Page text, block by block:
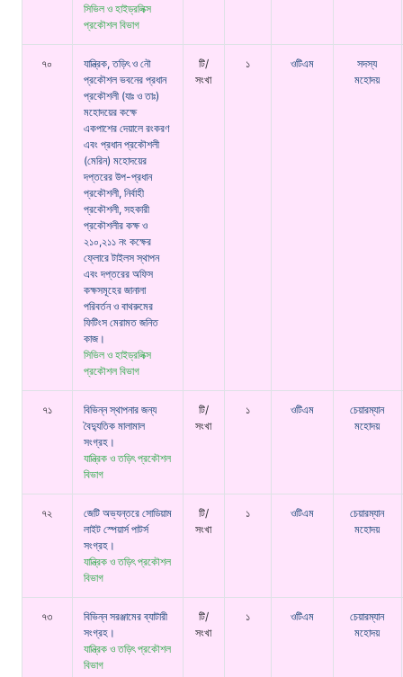
সিভিল ও হাইড্রলিক্স
প্রকৌশল বিভাগ
৭০
যান্ত্রিক, তড়িৎ ও নৌ
প্রকৌশল ভবনের প্রধান
প্রকৌশলী (যাঃ ও তাঃ)
মহোদয়ের কক্ষে
একপাশের দেয়ালে রংকরণ
এবং প্রধান প্রকৌশলী
(মেরিন) মহোদয়ের
দপ্তরের উপ-প্রধান
প্রকৌশলী, নির্বাহী
প্রকৌশলী, সহকারী
প্রকৌশলীর কক্ষ ও
২১০,২১১ নং কক্ষের
ফ্লোরে টাইলস স্থাপন
এবং দপ্তরের অফিস
কক্ষসমূহের জানালা
পরিবর্তন ও বাথরুমের
ফিটিংস মেরামত জনিত
কাজ।
সিভিল ও হাইড্রলিক্স
প্রকৌশল বিভাগ
টি/
সংখা
১ ওটিএম
সদস্য
মহোদয়
৭১
বিভিন্ন স্থাপনার জন্য
বৈদ্যুতিক মালামাল
সংগ্রহ।
যান্ত্রিক ও তড়িৎ প্রকৌশল
বিভাগ
টি/
সংখা
১ ওটিএম
চেয়ারম্যান
মহোদয়
৭২
জেটি অভ্যন্তরে সোডিয়াম
লাইট স্পেয়ার্স পাটর্স
সংগ্রহ।
যান্ত্রিক ও তড়িৎ প্রকৌশল
বিভাগ
টি/
সংখা
১ ওটিএম
চেয়ারম্যান
মহোদয়
৭৩
বিভিন্ন সরঞ্জামের ব্যাটারী
সংগ্রহ।
যান্ত্রিক ও তড়িৎ প্রকৌশল
বিভাগ
টি/
সংখা
১ ওটিএম
চেয়ারম্যান
মহোদয়